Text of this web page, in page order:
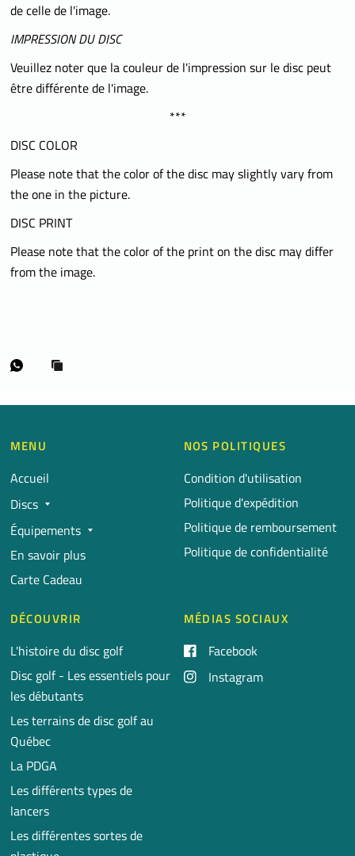
de celle de l'image.
IMPRESSION DU DISC
Veuillez noter que la couleur de l'impression sur le disc peut
être différente de l'image.
***
DISC COLOR
Please note that the color of the disc may slightly vary from
the one in the picture.
DISC PRINT
Please note that the color of the print on the disc may differ
from the image.
MENU
Accueil
Discs
Équipements
En savoir plus
Carte Cadeau
NOS POLITIQUES
Condition d'utilisation
Politique d'expédition
Politique de remboursement
Politique de confidentialité
DÉCOUVRIR
L'histoire du disc golf
Disc golf - Les essentiels pour
les débutants
Les terrains de disc golf au
Québec
La PDGA
Les différents types de
lancers
Les différentes sortes de
MÉDIAS SOCIAUX
Facebook
Instagram